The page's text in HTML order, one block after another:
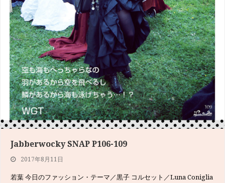
Jabberwocky SNAP P106-109
2017年8月11日
若葉 今日のファッション・テーマ／黒子 コルセット／Luna Coniglia
Jabberwocky SNAP P142-143
2017年6月9日
ロリータブランド（Angelic Pretty）＋ファストファッション